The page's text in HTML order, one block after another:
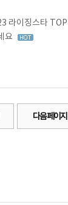
라이징스타
요
다음 페이지